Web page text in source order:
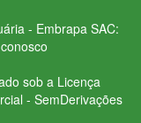
- Embrapa SAC:
sob a Licença
- SemDerivações